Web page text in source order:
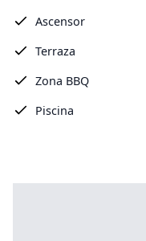
Ascensor
Terraza
Zona BBQ
Piscina